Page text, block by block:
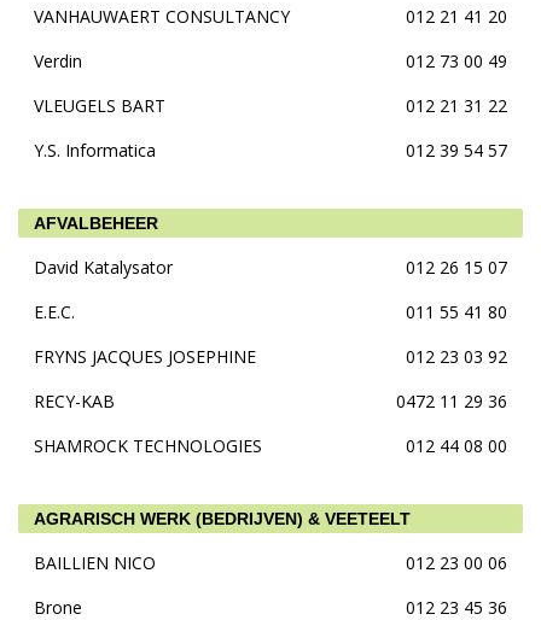
VANHAUWAERT CONSULTANCY
012 21 41 20
Verdin
012 73 00 49
VLEUGELS BART
012 21 31 22
Y.S. Informatica
012 39 54 57
AFVALBEHEER
David Katalysator
012 26 15 07
E.E.C.
011 55 41 80
FRYNS JACQUES JOSEPHINE
012 23 03 92
RECY-KAB
0472 11 29 36
SHAMROCK TECHNOLOGIES
012 44 08 00
AGRARISCH WERK (BEDRIJVEN) & VEETEELT
BAILLIEN NICO
012 23 00 06
Brone
012 23 45 36